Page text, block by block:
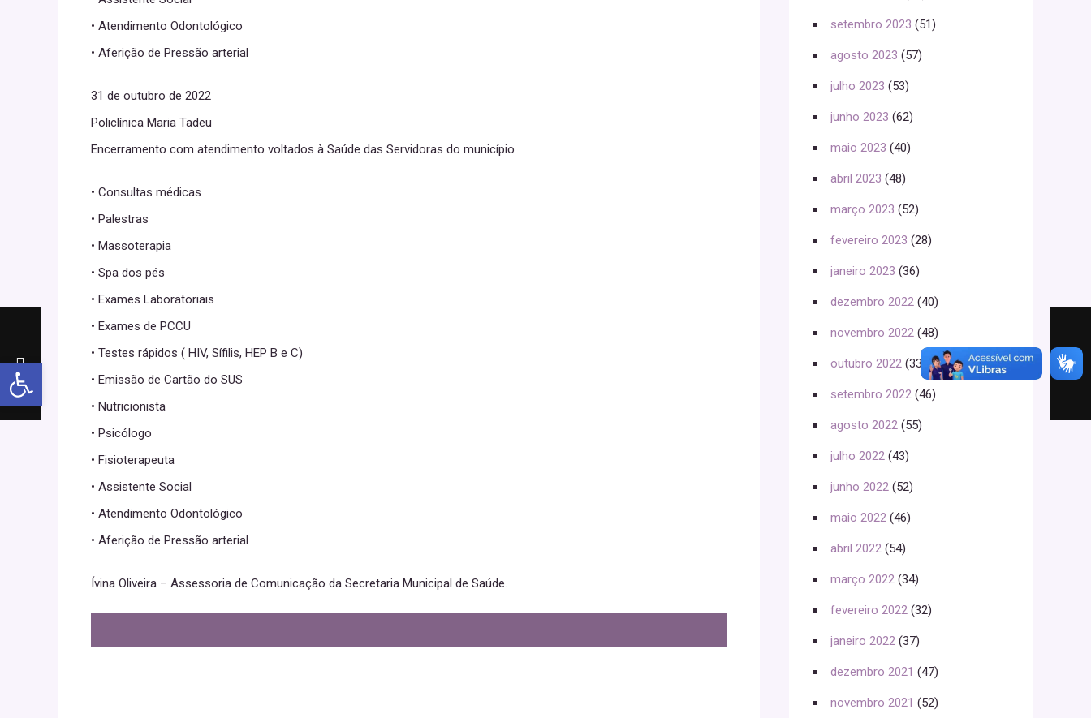
Abrir a barra de ferramentas
• Atendimento Odontológico
• Aferição de Pressão arterial
31 de outubro de 2022
Policlínica Maria Tadeu
Encerramento com atendimento voltados à Saúde das Servidoras do município
• Consultas médicas
• Palestras
• Massoterapia
• Spa dos pés
• Exames Laboratoriais
• Exames de PCCU
• Testes rápidos ( HIV, Sífilis, HEP B e C)
• Emissão de Cartão do SUS
• Nutricionista
• Psicólogo
• Fisioterapeuta
• Assistente Social
• Atendimento Odontológico
• Aferição de Pressão arterial
Ívina Oliveira – Assessoria de Comunicação da Secretaria Municipal de Saúde.
setembro 2023 (51)
agosto 2023 (57)
julho 2023 (53)
junho 2023 (62)
maio 2023 (40)
abril 2023 (48)
março 2023 (52)
fevereiro 2023 (28)
janeiro 2023 (36)
dezembro 2022 (40)
novembro 2022 (48)
outubro 2022 (33)
setembro 2022 (46)
agosto 2022 (55)
julho 2022 (43)
junho 2022 (52)
maio 2022 (46)
abril 2022 (54)
março 2022 (34)
fevereiro 2022 (32)
janeiro 2022 (37)
dezembro 2021 (47)
novembro 2021 (52)